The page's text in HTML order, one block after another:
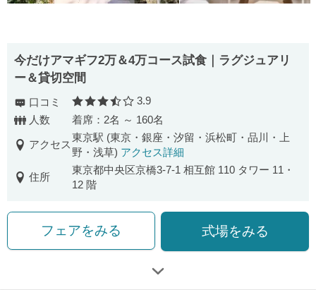
今だけアマギフ2万＆4万コース試食｜ラグジュアリ
ー＆貸切空間
口コミ 口コミ評価
3.9
人数
着席：2名 ～ 160名
アクセス
東京駅 (東京・銀座・汐留・浜松町・品川・上
野・浅草) アクセス詳細
住所
東京都中央区京橋3-7-1 相互館 110 タワー 11・
12 階
フェアをみる 式場をみる